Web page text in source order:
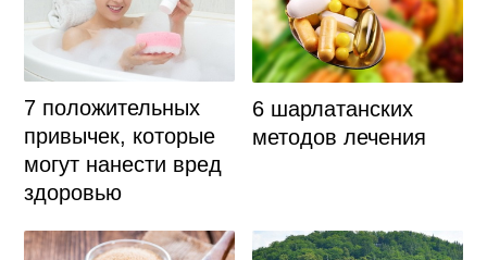
7 положительных
привычек, которые
могут нанести вред
здоровью
6 шарлатанских
методов лечения